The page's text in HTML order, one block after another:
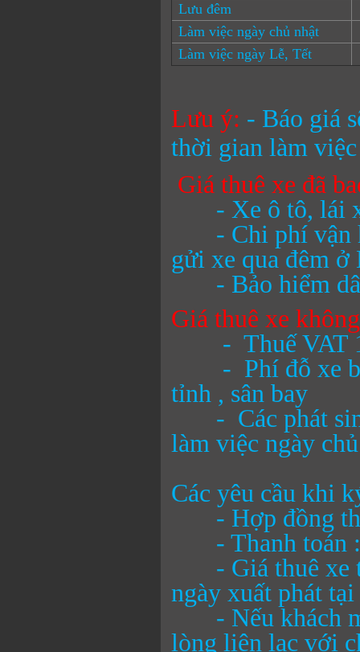
Lưu đêm
Làm việc ngày chủ nhật
Làm việc ngày Lễ, Tết
Lưu ý: - Báo giá
thời gian làm
Giá thuê xe đã
- Xe ô tô, lái
- Chi phí vận
gửi xe qua đêm ở
- Bảo hiểm
Giá thuê xe
- Thuế VAT
- Phí đỗ xe
tỉnh , sân bay
- Các phát
làm việc ngày
Các yêu cầu khi
- Hợp đồng
- Thanh toán :
- Giá thuê xe
ngày xuất phát
- Nếu khách
lòng liên lạc với